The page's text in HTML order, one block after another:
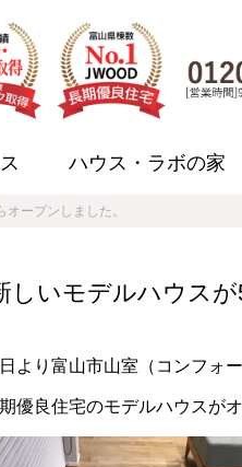
ハウス・ラボの家
ープンしました。
しいモデルハウスが
より富山市山室（コンフォ
優良住宅のモデルハウスが